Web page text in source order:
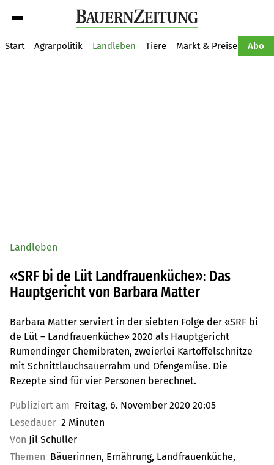
Start Agrarpolitik Landleben Tiere Markt & Preise Abo
Landleben
«SRF bi de Lüt Landfrauenküche»: Das
Hauptgericht von Barbara Matter
Barbara Matter serviert in der siebten Folge der «SRF bi
de Lüt – Landfrauenküche» 2020 als Hauptgericht
Rumendinger Chemibraten, zweierlei Kartoffelschnitze
mit Schnittlauchsauerrahm und Ofengemüse. Die
Rezepte sind für vier Personen berechnet.
Publiziert am Freitag, 6. November 2020 20:05
Lesedauer 2 Minuten
Von Jil Schuller
Themen Bäuerinnen Ernährung Landfrauenküche